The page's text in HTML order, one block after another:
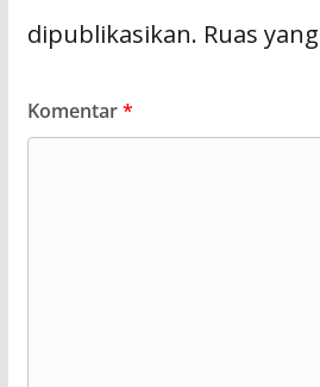
dipublikasikan. Ruas
Komentar*